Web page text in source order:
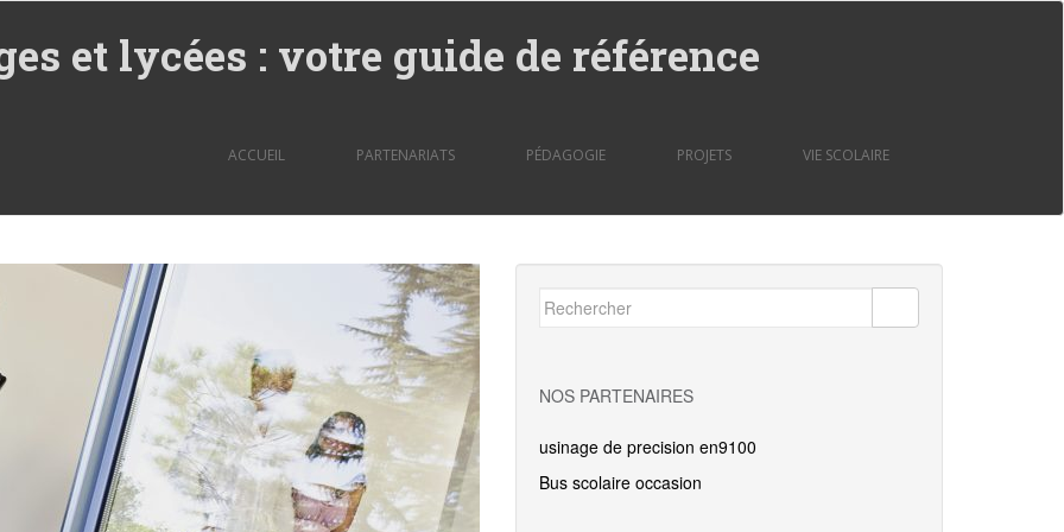
et lycées : votre guide de référence
ACCUEIL PARTENARIATS PÉDAGOGIE PROJETS VIE SCOLAIRE
Rechercher...
NOS PARTENAIRES
usinage de precision en9100
Bus scolaire occasion